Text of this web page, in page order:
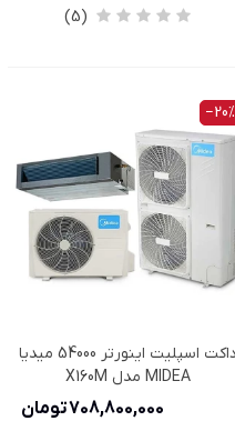
(5)
‎−20%
داکت اسپلیت اینورتر 54000 میدیا
MIDEA مدل X160M
708,800,000 تومان